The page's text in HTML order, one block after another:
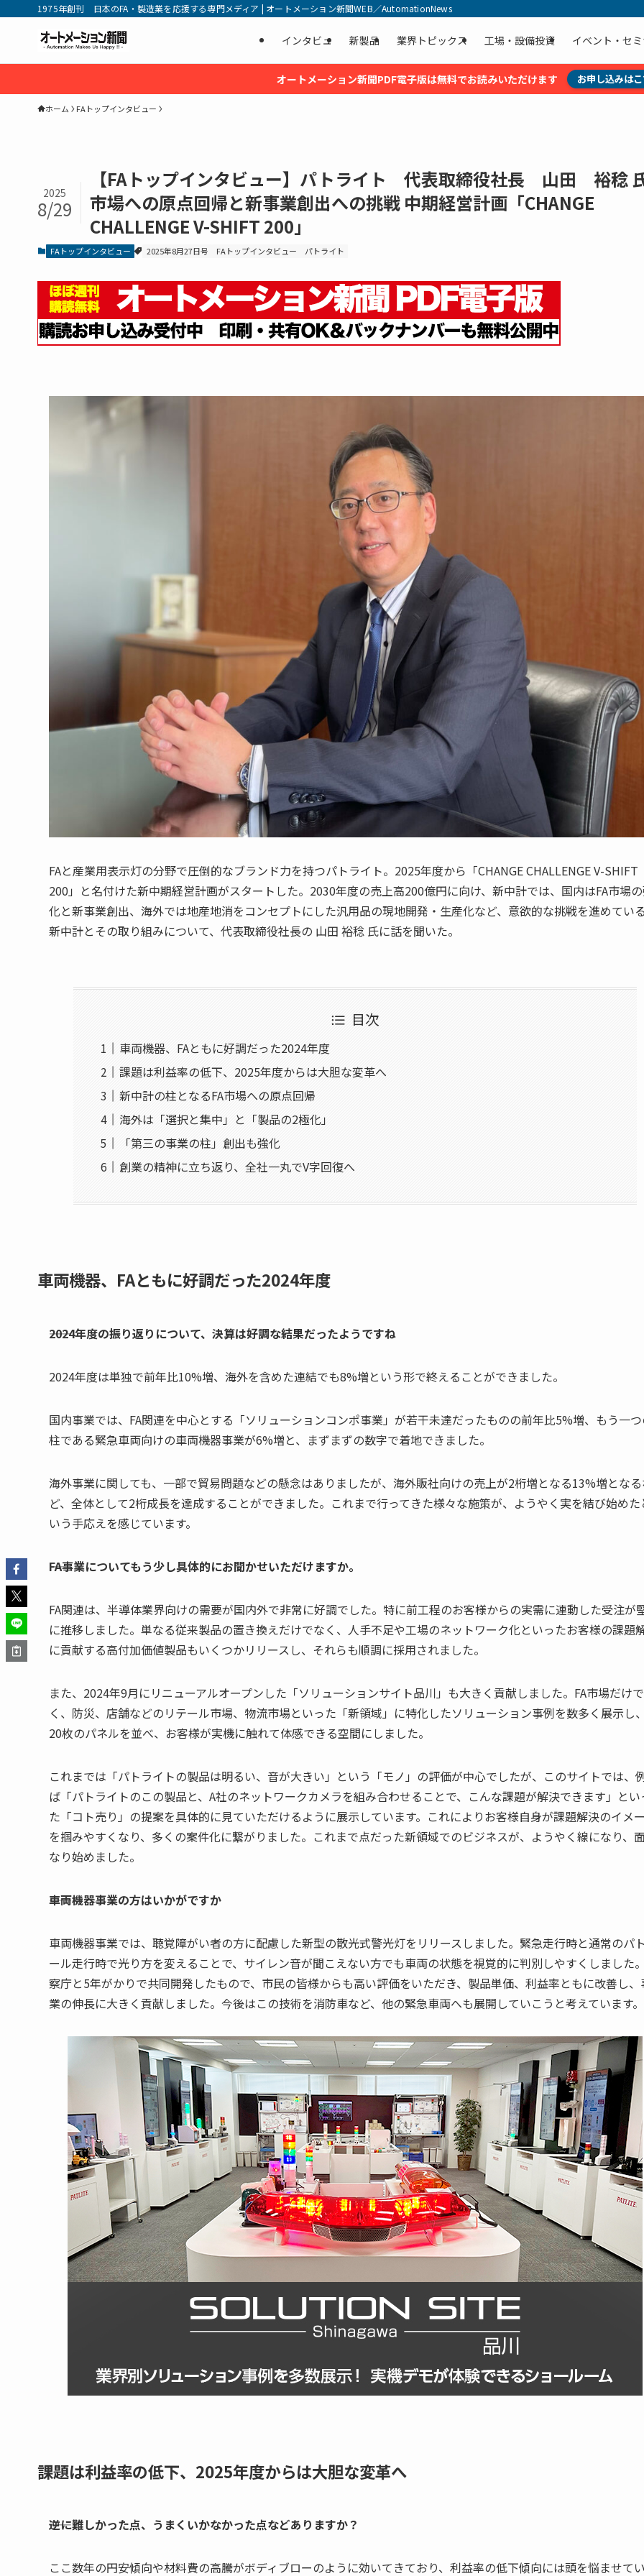
1975年創刊 日本のFA・製造業を応援する専門メディア | オートメーション新聞WEB／AutomationNews
インタビュ 新製品 業界トピックス 工場・設備投資 イベント・セ
オートメーション新聞PDF電子版は無料でお読みいただけます お申し込みは
ホーム FAトップインタビュー
【FAトップインタビュー】パトライト 代表取締役社長 山田 裕稔
市場への原点回帰と新事業創出への挑戦 中期経営計画「CHANGE
CHALLENGE V-SHIFT 200」
2025
8/29
FAトップインタビュー 2025年8月27日号 FAトップインタビュー パトライト
FAと産業用表示灯の分野で圧倒的なブランド力を持つパトライト。2025年度から「CHANGE CHALLENGE V-SHIFT
200」と名付けた新中期経営計画がスタートした。2030年度の売上高200億円に向け、新中計では、国内はFA市場
化と新事業創出、海外では地産地消をコンセプトにした汎用品の現地開発・生産化など、意欲的な挑戦を進めてい
新中計とその取り組みについて、代表取締役社長の 山田 裕稔 氏に話を聞いた。
目次
車両機器、FAともに好調だった2024年度
課題は利益率の低下、2025年度からは大胆な変革へ
新中計の柱となるFA市場への原点回帰
海外は「選択と集中」と「製品の2極化」
「第三の事業の柱」創出も強化
創業の精神に立ち返り、全社一丸でV字回復へ
車両機器、FAともに好調だった2024年度
――2024年度の振り返りについて、決算は好調な結果だったようですね
2024年度は単独で前年比10%増、海外を含めた連結でも8%増という形で終えることができました。
国内事業では、FA関連を中心とする「ソリューションコンポ事業」が若干未達だったものの前年比5%増、もう一
柱である緊急車両向けの車両機器事業が6%増と、まずまずの数字で着地できました。
海外事業に関しても、一部で貿易問題などの懸念はありましたが、海外販社向けの売上が2桁増となる13%増とな
ど、全体として2桁成長を達成することができました。これまで行ってきた様々な施策が、ようやく実を結び始めた
いう手応えを感じています。
――FA事業についてもう少し具体的にお聞かせいただけますか。
FA関連は、半導体業界向けの需要が国内外で非常に好調でした。特に前工程のお客様からの実需に連動した受注が
に推移しました。単なる従来製品の置き換えだけでなく、人手不足や工場のネットワーク化といったお客様の課題
に貢献する高付加価値製品もいくつかリリースし、それらも順調に採用されました。
また、2024年9月にリニューアルオープンした「ソリューションサイト品川」も大きく貢献しました。FA市場だけ
く、防災、店舗などのリテール市場、物流市場といった「新領域」に特化したソリューション事例を数多く展示し
20枚のパネルを並べ、お客様が実機に触れて体感できる空間にしました。
これまでは「パトライトの製品は明るい、音が大きい」という「モノ」の評価が中心でしたが、このサイトでは、
ば「パトライトのこの製品と、A社のネットワークカメラを組み合わせることで、こんな課題が解決できます」とい
た「コト売り」の提案を具体的に見ていただけるように展示しています。これによりお客様自身が課題解決のイメ
を掴みやすくなり、多くの案件化に繋がりました。これまで点だった新領域でのビジネスが、ようやく線になり、
なり始めました。
――車両機器事業の方はいかがですか
車両機器事業では、聴覚障がい者の方に配慮した新型の散光式警光灯をリリースしました。緊急走行時と通常のパ
ール走行時で光り方を変えることで、サイレン音が聞こえない方でも車両の状態を視覚的に判別しやすくしました
察庁と5年がかりで共同開発したもので、市民の皆様からも高い評価をいただき、製品単価、利益率ともに改善し、
業の伸長に大きく貢献しました。今後はこの技術を消防車など、他の緊急車両へも展開していこうと考えています。
課題は利益率の低下、2025年度からは大胆な変革へ
――逆に難しかった点、うまくいかなかった点などありますか？
ここ数年の円安傾向や材料費の高騰がボディブローのように効いてきており、利益率の低下傾向には頭を悩ませて